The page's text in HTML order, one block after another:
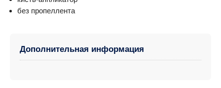
без пропеллента
Дополнительная информация